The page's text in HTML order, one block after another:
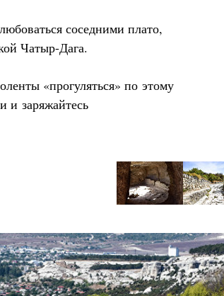
соседними плато,
Чатыр-Дага.
«прогуляться» по этому
и заряжайтесь